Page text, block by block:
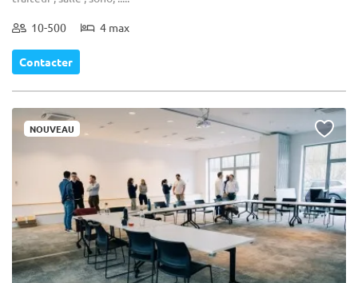
10-500 4 max
Contacter
NOUVEAU